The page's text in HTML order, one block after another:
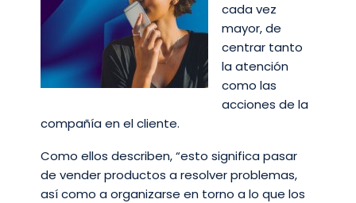
cada vez
mayor, de
centrar tanto
la atención
como las
acciones de la
compañía en el cliente.
Como ellos describen, “esto significa pasar
de vender productos a resolver problemas,
así como a organizarse en torno a lo que los